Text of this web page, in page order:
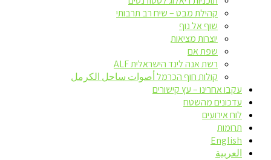
קהילת מבט – שיח רב תרבותי
שוף אל נוף
יוצרות מציאות
שפת אם
רשת אנה לינד הישראלית ALF
קולות חוף הכרמל أصوات ساحل الكرمل
עקבו אחרינו – עץ קישורים
עדכונים מהשטח
לוח אירועים
תרומות
English
العربية